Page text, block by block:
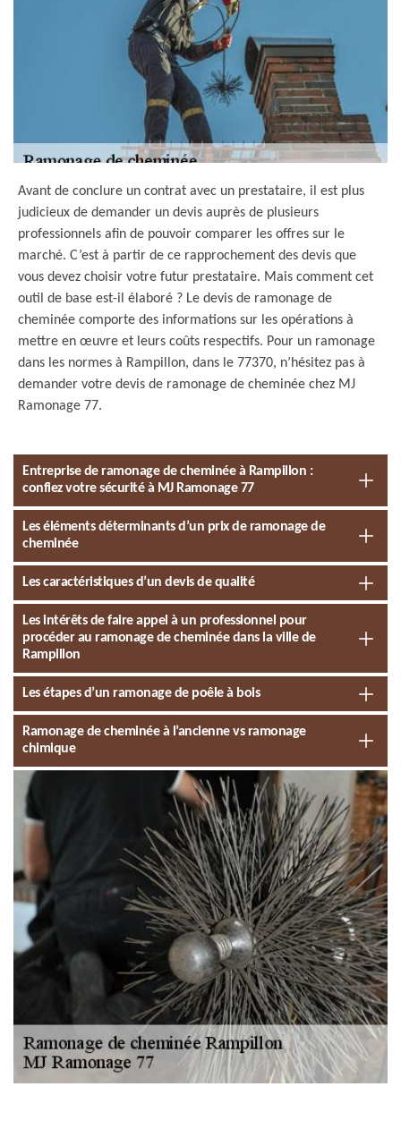
Avant de conclure un contrat avec un prestataire, il est plus
judicieux de demander un devis auprès de plusieurs
professionnels afin de pouvoir comparer les offres sur le
marché. C’est à partir de ce rapprochement des devis que
vous devez choisir votre futur prestataire. Mais comment cet
outil de base est-il élaboré ? Le devis de ramonage de
cheminée comporte des informations sur les opérations à
mettre en œuvre et leurs coûts respectifs. Pour un ramonage
dans les normes à Rampillon, dans le 77370, n’hésitez pas à
demander votre devis de ramonage de cheminée chez MJ
Ramonage 77.
Entreprise de ramonage de cheminée à Rampillon :
confiez votre sécurité à MJ Ramonage 77
Les éléments déterminants d’un prix de ramonage de
cheminée
Les caractéristiques d’un devis de qualité
Les intérêts de faire appel à un professionnel pour
procéder au ramonage de cheminée dans la ville de
Rampillon
Les étapes d’un ramonage de poêle à bois
Ramonage de cheminée à l’ancienne vs ramonage
chimique